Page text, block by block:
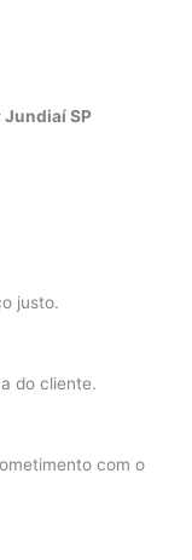
SP
justo.
do cliente.
com o